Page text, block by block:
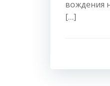
вождения
[…]